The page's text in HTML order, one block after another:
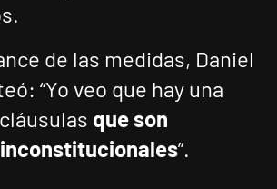
de las medidas, Daniel
“Yo veo que hay una
que son
”.